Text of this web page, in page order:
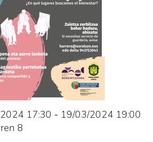
17:30 - 19/03/2024 19:00
8